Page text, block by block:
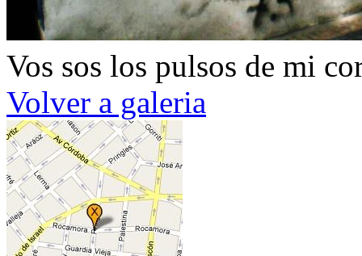
Vos sos los pulsos de mi
Volver a galeria